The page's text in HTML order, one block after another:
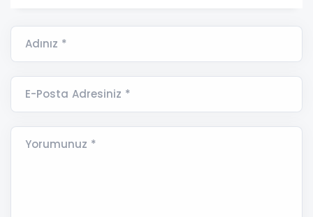
Adınız *
E-Posta Adresiniz *
Yorumunuz *